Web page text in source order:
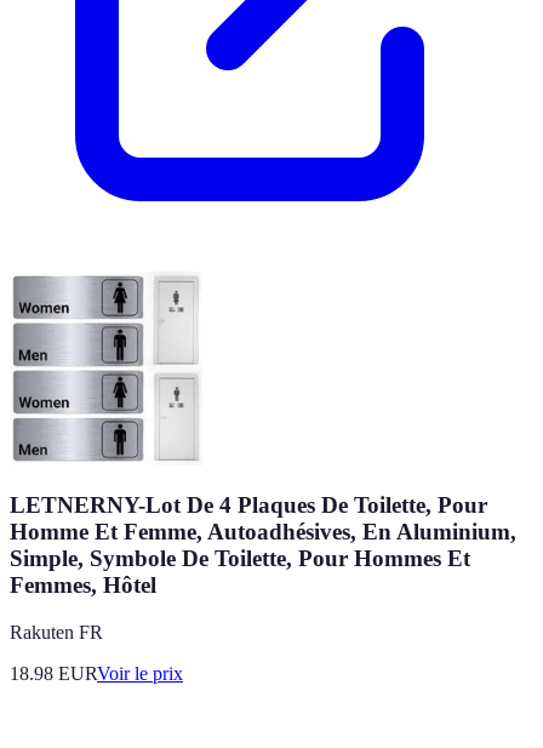
LETNERNY-Lot De 4 Plaques De Toilette, Pour
Homme Et Femme, Autoadhésives, En Aluminium,
Simple, Symbole De Toilette, Pour Hommes Et
Femmes, Hôtel
Rakuten FR
18.98 EURVoir le prix